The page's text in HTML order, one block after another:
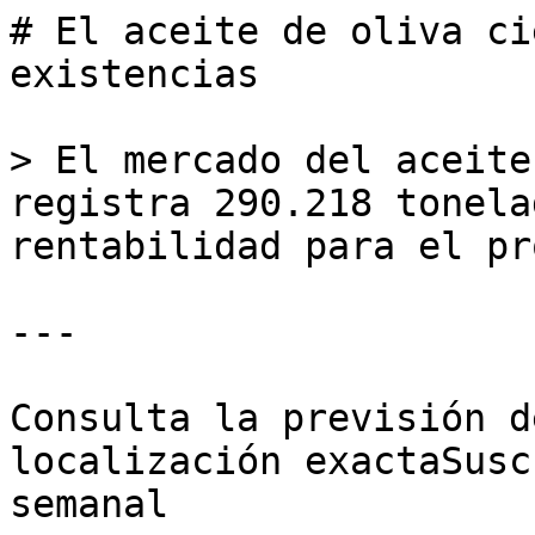
# El aceite de oliva
existencias
> El mercado del
registra 290.218
rentabilidad para el
---
Consulta la previsión
localización
semanal